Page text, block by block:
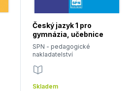
Český jazyk 1 pro
gymnázia, učebnice
SPN - pedagogické
nakladatelství
Skladem